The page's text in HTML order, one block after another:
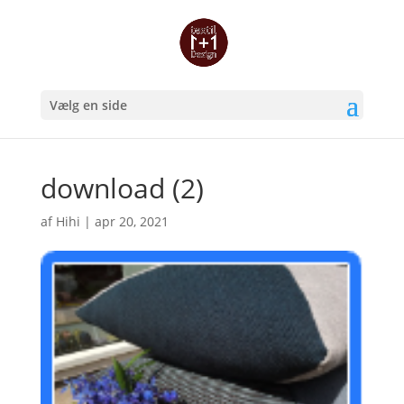
Vælg en side
download (2)
af Hihi | apr 20, 2021